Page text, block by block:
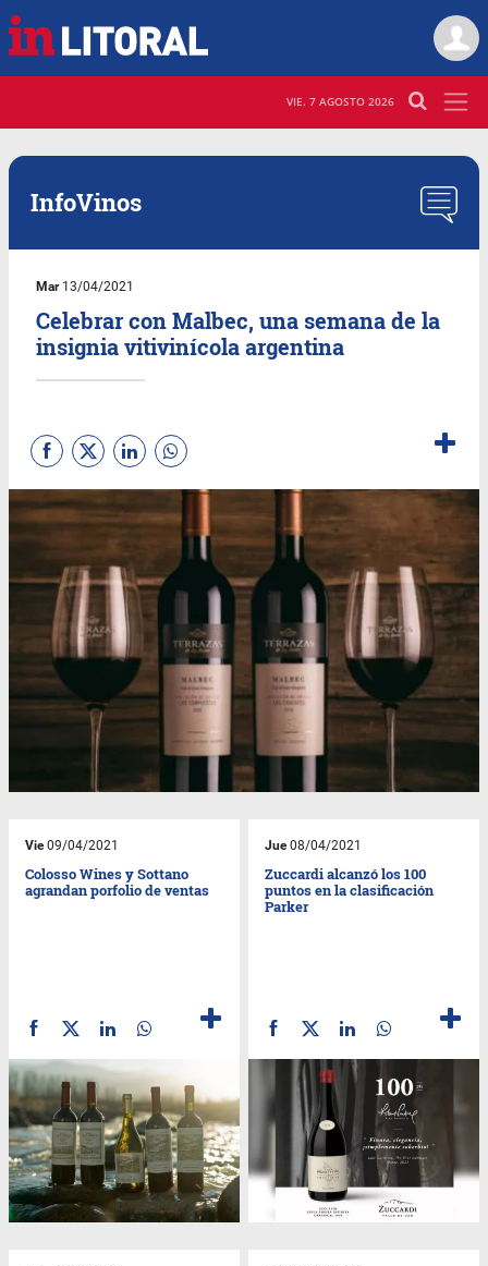
VIE. 7 AGOSTO 2026
InfoVinos
Mar13/04/2021
Celebrar con Malbec, una semana de la
insignia vitivinícola argentina
Vie09/04/2021
Colosso Wines y Sottano
agrandan porfolio de ventas
Jue08/04/2021
Zuccardi alcanzó los 100
puntos en la clasificación
Parker